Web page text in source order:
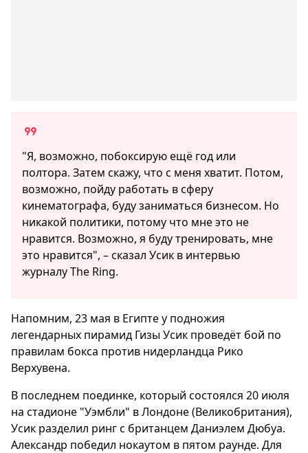
"Я, возможно, побоксирую ещё год или
полтора. Затем скажу, что с меня хватит. Потом,
возможно, пойду работать в сферу
кинематографа, буду заниматься бизнесом. Но
никакой политики, потому что мне это не
нравится. Возможно, я буду тренировать, мне
это нравится", – сказал Усик в интервью
журналу The Ring.
Напомним, 23 мая в Египте у подножия
легендарных пирамид Гизы Усик проведёт бой по
правилам бокса против нидерландца Рико
Верхувена.
В последнем поединке, который состоялся 20 июля
на стадионе "Уэмбли" в Лондоне (Великобритания),
Усик разделил ринг с британцем Даниэлем Дюбуа.
Александр победил нокаутом в пятом раунде. Для